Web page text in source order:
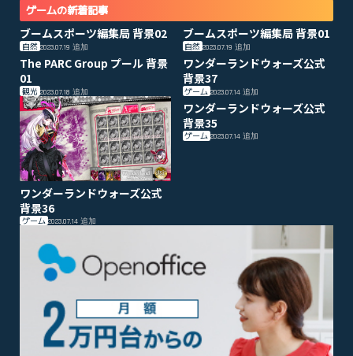
ゲームの新着記事
ブームスポーツ編集局 背景02
自然 2023.07.19 追加
ブームスポーツ編集局 背景01
自然 2023.07.19追加
The PARC Group プール 背景
01
観光 2023.07.18 追加
ワンダーランドウォーズ公式
背景37
ゲーム 2023.07.14追加
ワンダーランドウォーズ公式
背景36
ゲーム 2023.07.14 追加
ワンダーランドウォーズ公式
背景35
ゲーム 2023.07.14追加